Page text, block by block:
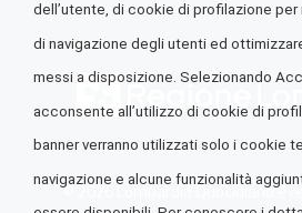
© 2026 Lombardia Quotidiano è
dell’utente, di cookie di profilazione per
di navigazione degli utenti ed
messi a disposizione. Selezionando
acconsente all’utilizzo di cookie di
banner verranno utilizzati solo i cookie
navigazione e alcune funzionalità